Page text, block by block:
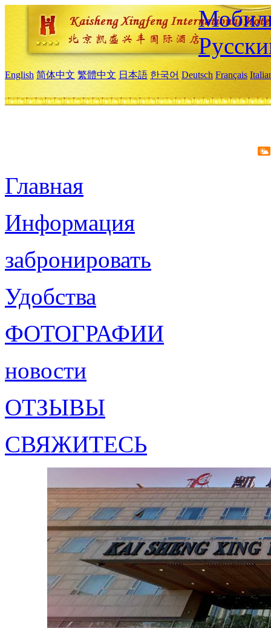
English 简体中文 繁體中文 日本語 한국어 Deutsch Français
Главная
Информация
забронировать
Удобства
ФОТОГРАФИИ
новости
ОТЗЫВЫ
СВЯЖИТЕСЬ